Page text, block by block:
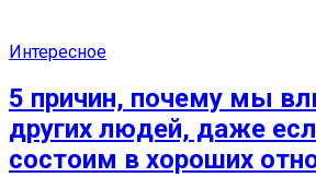
Интересное
5 причин, почему мы
других людей, даже
состоим в хороших